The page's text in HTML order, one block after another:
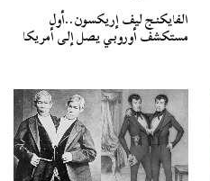
الفايكنج ليف إريكسون..أول
مستكشف أوروبي يصل إلى أمريكا